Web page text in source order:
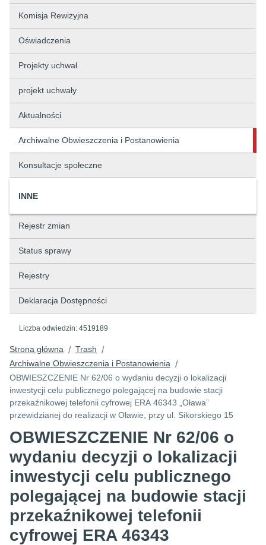
Komisja Rewizyjna
Oświadczenia
Projekty uchwał
projekt uchwały
Aktualności
Archiwalne Obwieszczenia i Postanowienia
Konsultacje społeczne
INNE
Rejestr zmian
Status sprawy
Rejestry
Deklaracja Dostępności
Liczba odwiedzin: 4519189
Strona główna / Trash /
Archiwalne Obwieszczenia i Postanowienia /
OBWIESZCZENIE Nr 62/06 o wydaniu decyzji o lokalizacji
inwestycji celu publicznego polegającej na budowie stacji
przekaźnikowej telefonii cyfrowej ERA 46343 „Oława”
przewidzianej do realizacji w Oławie, przy ul. Sikorskiego 15
OBWIESZCZENIE Nr 62/06 o
wydaniu decyzji o lokalizacji
inwestycji celu publicznego
polegającej na budowie stacji
przekaźnikowej telefonii
cyfrowej ERA 46343